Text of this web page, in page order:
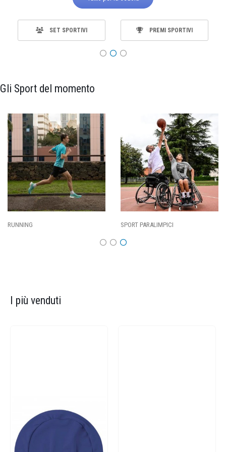
SET SPORTIVI PREMI SPORTIVI
Gli Sport del momento
SPORT PARALIMPICI
I più venduti